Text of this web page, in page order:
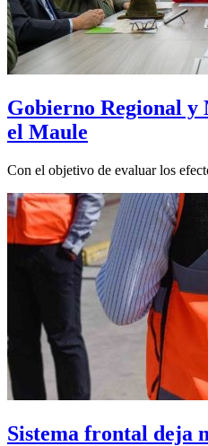
Gobierno Regional y
el Maule
Con el objetivo de evaluar los
Sistema frontal deja